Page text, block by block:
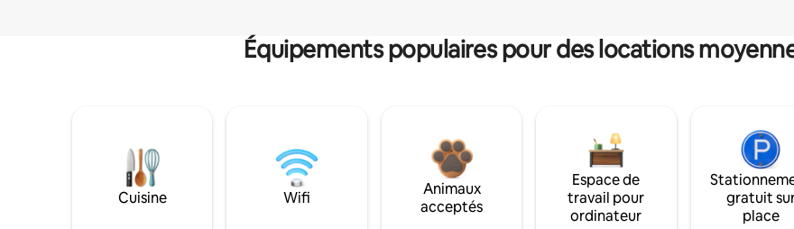
Équipements populaires pour des locations
Cuisine Wifi
Animaux
acceptés
Espace de
travail pour
ordinateur
gratuit
place